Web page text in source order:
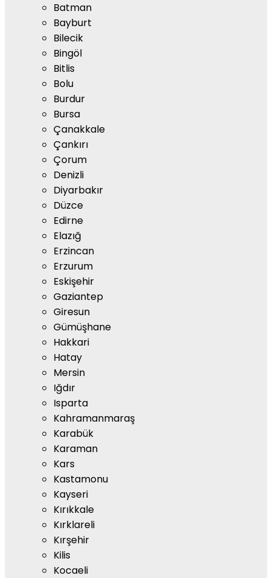
Batman
Bayburt
Bilecik
Bingöl
Bitlis
Bolu
Burdur
Bursa
Çanakkale
Çankırı
Çorum
Denizli
Diyarbakır
Düzce
Edirne
Elazığ
Erzincan
Erzurum
Eskişehir
Gaziantep
Giresun
Gümüşhane
Hakkari
Hatay
Mersin
Iğdır
Isparta
Kahramanmaraş
Karabük
Karaman
Kars
Kastamonu
Kayseri
Kırıkkale
Kırklareli
Kırşehir
Kilis
Kocaeli